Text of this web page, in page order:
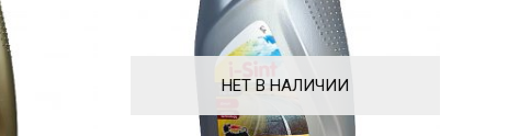
НЕТ В НАЛИЧИИ